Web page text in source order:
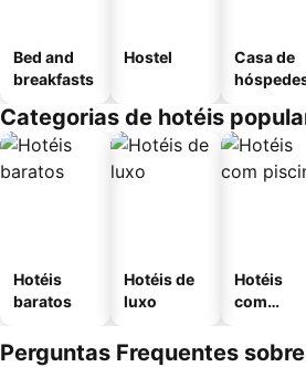
Bed and
breakfasts
Hostel
Casa de
Categorias de hotéis
Hotéis
baratos
Hotéis de
luxo
Hotéis
com
Perguntas Frequentes